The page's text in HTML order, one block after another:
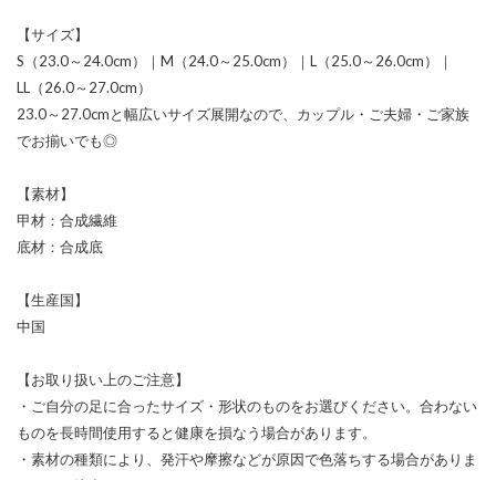
【サイズ】
S（23.0～24.0cm）｜M（24.0～25.0cm）｜L（25.0～26.0cm）｜
LL（26.0～27.0cm）
23.0～27.0cmと幅広いサイズ展開なので、カップル・ご夫婦・ご家族
でお揃いでも◎
【素材】
甲材：合成繊維
底材：合成底
【生産国】
中国
【お取り扱い上のご注意】
・ご自分の足に合ったサイズ・形状のものをお選びください。合わない
ものを長時間使用すると健康を損なう場合があります。
・素材の種類により、発汗や摩擦などが原因で色落ちする場合がありま